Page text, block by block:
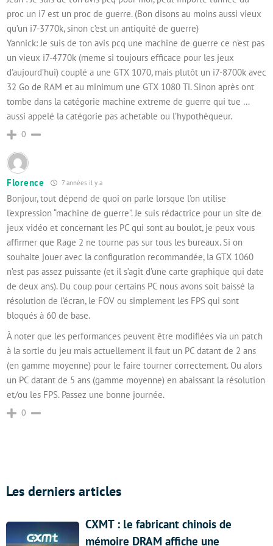
proc un i7 est un proc de guerre. (Bon disons au moins aussi vieux
qu’un i7-3770k, sinon c’est un antiquité de guerre)
Yannick: Je suis de ton avis pcq une machine de guerre ce n’est pas
un vieux i7-4770k (meme si toujours efficace pour les jeux
d’aujourd’hui) couplé a une GTX 1070, mais plutôt un i7-8700k avec
32 Go de RAM et au minimum une GTX 1080 Ti. Sinon après ont
tombe dans la catégorie machine extreme de guerre qui tue …
aussi appelé la catégorie pas achetable ou l’hypothèqueur.
0
Florence 7 années il y a
Bonjour, tout dépend de quoi on parle lorsque l’on utilise
l’expression “machine de guerre”. Je suis rédactrice pour un site de
jeux vidéo et concernant les PC qui sont au boulot, je peux vous
affirmer que Rage 2 ne tourne pas sur tous les bureaux. Si on
souhaite jouer avec la configuration recommandée, la GTX 1060
n’est pas assez puissante (et il s’agit d’une carte graphique qui date
de deux ans). Du coup pour certains PC nous avons soit baissé la
résolution de l’écran, le FOV ou simplement les FPS qui sont
bloqués à 60 de base.
À noter que les performances peuvent être modifiées via un patch
à la sortie du jeu mais actuellement il faut un PC datant de 2 ans
(en gamme moyenne) pour le faire tourner correctement. Ou alors
un PC datant de 5 ans (gamme moyenne) en abaissant la résolution
et/ou les FPS. Passez une bonne journée.
0
Les derniers articles
CXMT : le fabricant chinois de
mémoire DRAM affiche une